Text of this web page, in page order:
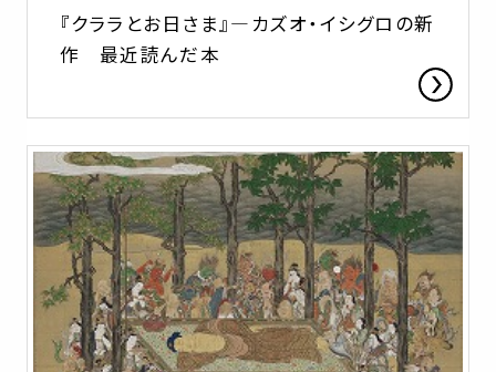
『クララとお日さま』―カズオ・イシグロの新
作 最近読んだ本